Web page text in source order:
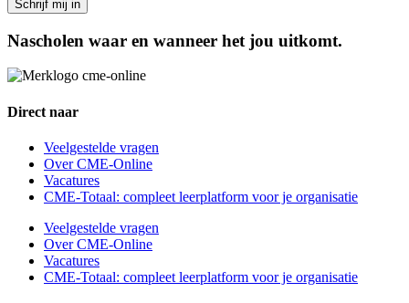
Nascholen waar en wanneer het jou uitkomt.
Direct naar
Veelgestelde vragen
Over CME-Online
Vacatures
CME-Totaal: compleet leerplatform voor je organisatie
Veelgestelde vragen
Over CME-Online
Vacatures
CME-Totaal: compleet leerplatform voor je organisatie